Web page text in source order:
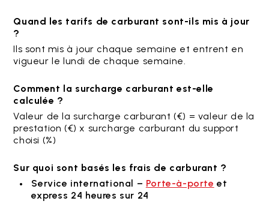
Quand les tarifs de carburant sont-ils mis à jour
?
Ils sont mis à jour chaque semaine et entrent en
vigueur le lundi de chaque semaine.
Comment la surcharge carburant est-elle
calculée ?
Valeur de la surcharge carburant (€) = valeur de la
prestation (€) x surcharge carburant du support
choisi (%)
Sur quoi sont basés les frais de carburant ?
Service international – Porte-à-porte et
express 24 heures sur 24